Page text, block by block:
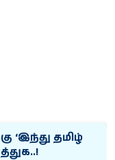
‘இந்து தமிழ்